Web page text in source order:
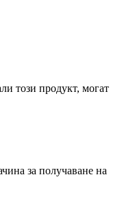
този продукт, могат
за получаване на